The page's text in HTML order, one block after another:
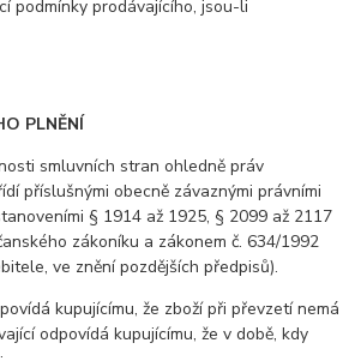
podmínky prodávajícího, jsou-li
PLNĚNÍ
smluvních stran ohledně práv
příslušnými obecně závaznými právními
§ 1914 až 1925, § 2099 až 2117
zákoníku a zákonem č. 634/1992
ve znění pozdějších předpisů).
kupujícímu, že zboží při převzetí nemá
odpovídá kupujícímu, že v době, kdy